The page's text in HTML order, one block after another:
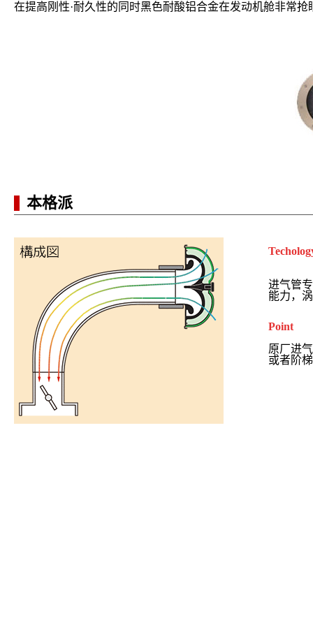
在提高刚性·耐久性的同时黑色耐酸铝合金在发动机舱非常抢
本格派
进气管
能力，
Point
原厂进
或者阶